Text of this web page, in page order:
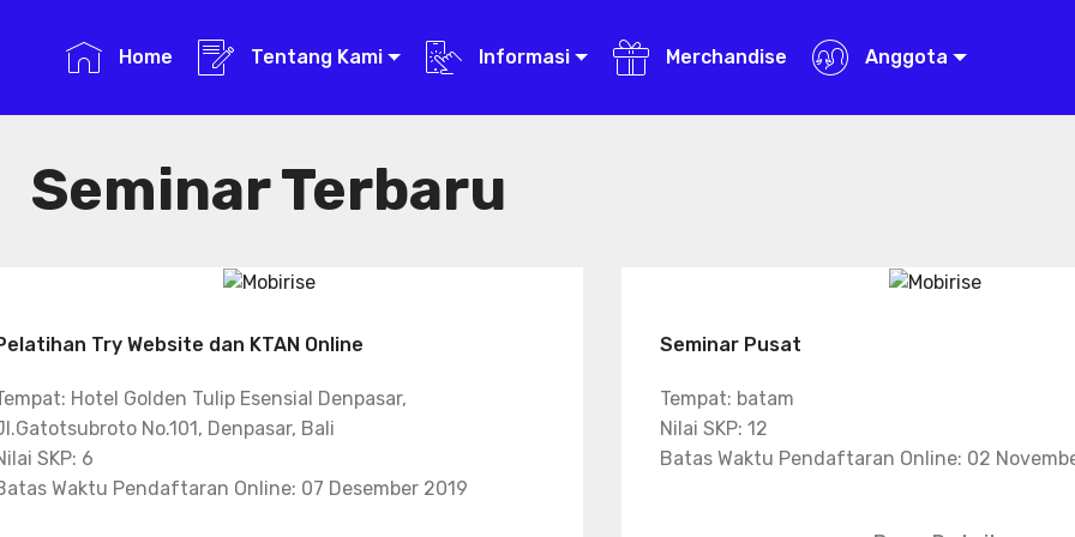
Home Tentang Kami Informasi Merchandise Anggota
Seminar Terbaru
Try Website dan KTAN Online
Hotel Golden Tulip Esensial Denpasar,
No.101, Denpasar, Bali
SKP: 6
Waktu Pendaftaran Online: 07 Desember 2019
Seminar Pusat
Tempat: batam
Nilai SKP: 12
Batas Waktu Pendaftaran Online: 02